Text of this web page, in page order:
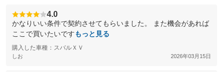
4.0
かなりいい条件で契約させてもらいました。 また機会があれば
ここで買いたいですもっと見る
購入した車種：スバルＸＶ
しお 2026年03月15日